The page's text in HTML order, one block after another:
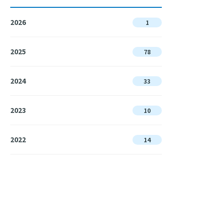
2026 1
2025 78
2024 33
2023 10
2022 14